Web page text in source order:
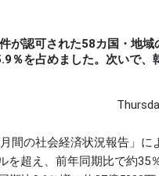
が認可された58カ国・地域
を占めました。次いで、
間の社会経済状況報告」に
を超え、前年同期比で約35